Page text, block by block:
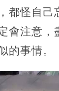
都怪自己
會注意，
的事情。